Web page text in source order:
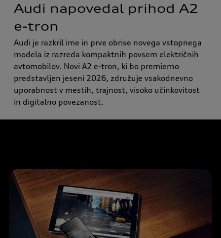
Audi napovedal prihod A2
e-tron
Audi je razkril ime in prve obrise novega vstopnega
modela iz razreda kompaktnih povsem električnih
avtomobilov. Novi A2 e-tron, ki bo premierno
predstavljen jeseni 2026, združuje vsakodnevno
uporabnost v mestih, trajnost, visoko učinkovitost
in digitalno povezanost.